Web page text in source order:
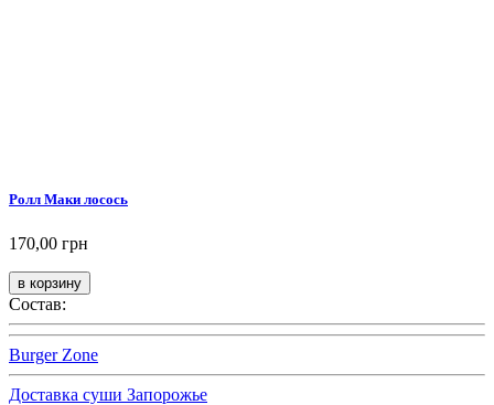
Ролл Маки лосось
170,00 грн
Состав:
Burger Zone
Доставка суши Запорожье